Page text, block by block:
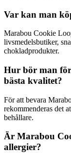
Var kan man
Marabou Cookie
livsmedelsbutiker,
chokladprodukter.
Hur bör man
bästa kvalitet?
För att bevara
rekommenderas det
behållare.
Är Marabou
allergier?